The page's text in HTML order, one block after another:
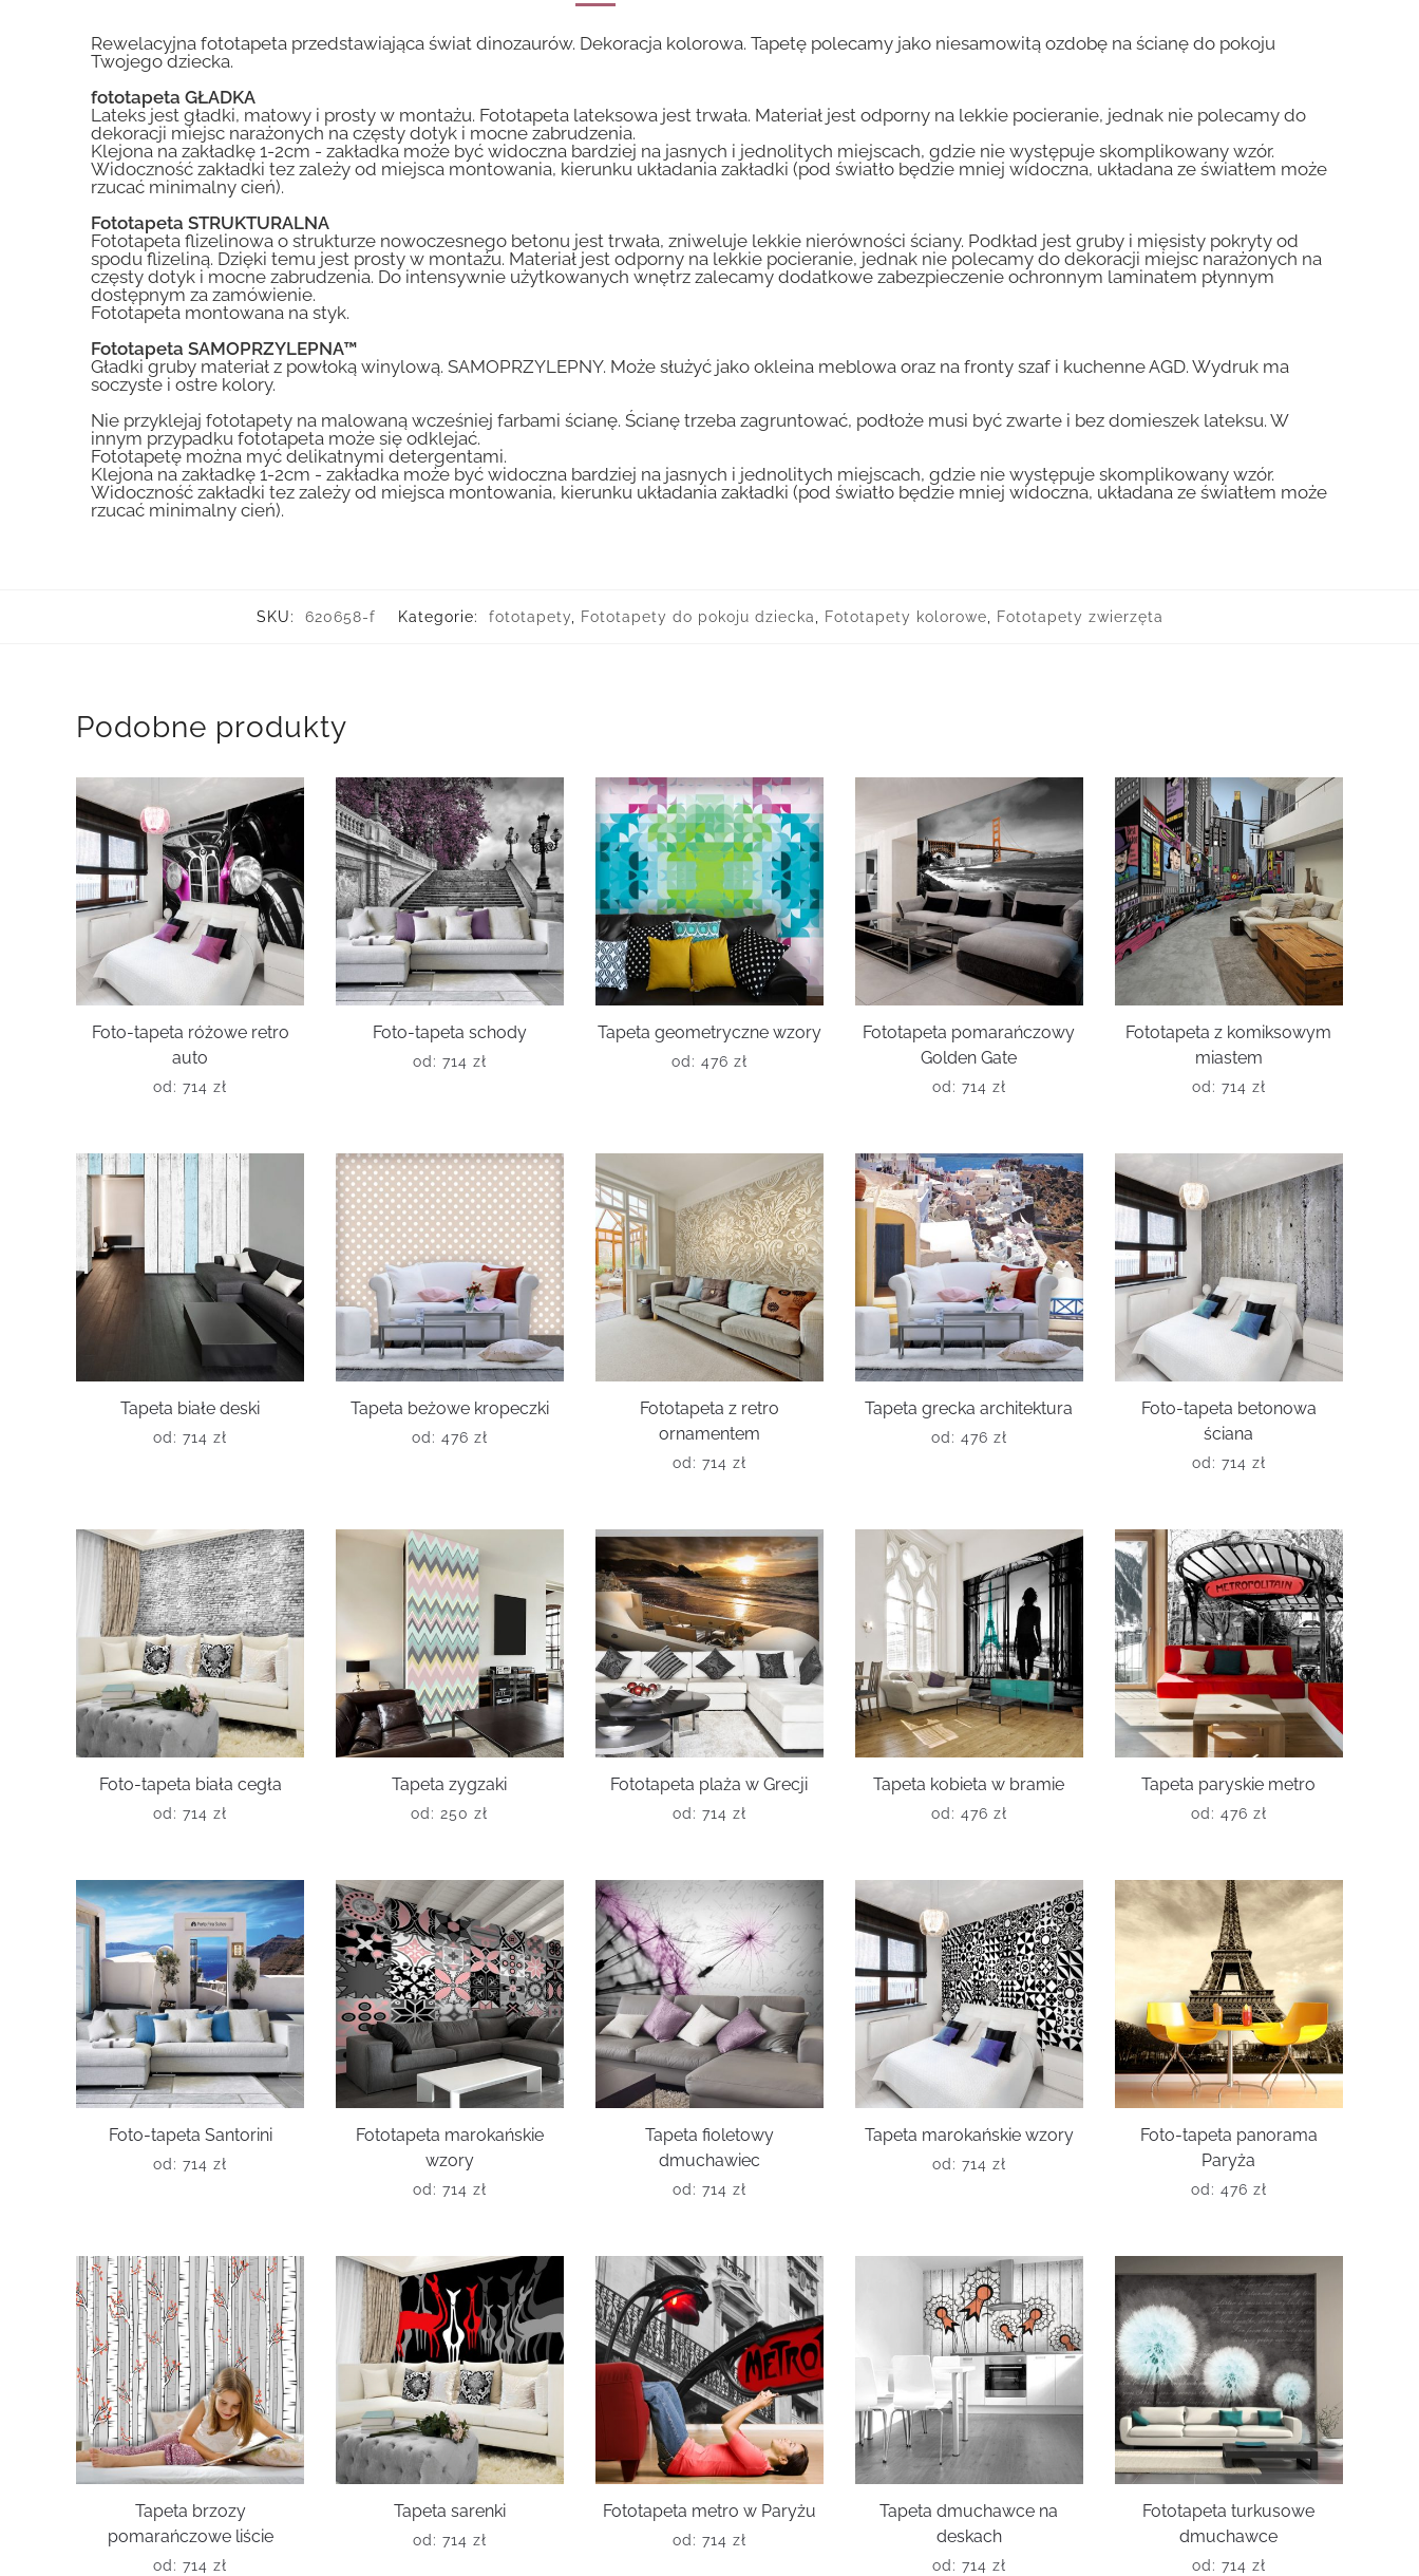
Rewelacyjna fototapeta przedstawiająca świat dinozaurów. Dekoracja kolorowa. Tapetę polecamy jako niesamowitą ozdobę na ścianę do pokoju
Twojego dziecka.
fototapeta GŁADKA
Lateks jest gładki, matowy i prosty w montażu. Fototapeta lateksowa jest trwała. Materiał jest odporny na lekkie pocieranie, jednak nie polecamy do
dekoracji miejsc narażonych na częsty dotyk i mocne zabrudzenia.
Klejona na zakładkę 1-2cm - zakładka może być widoczna bardziej na jasnych i jednolitych miejscach, gdzie nie występuje skomplikowany wzór.
Widoczność zakładki tez zależy od miejsca montowania, kierunku układania zakładki (pod światło będzie mniej widoczna, układana ze światłem może
rzucać minimalny cień).
Fototapeta STRUKTURALNA
Fototapeta flizelinowa o strukturze nowoczesnego betonu jest trwała, zniweluje lekkie nierówności ściany. Podkład jest gruby i mięsisty pokryty od
spodu flizeliną. Dzięki temu jest prosty w montażu. Materiał jest odporny na lekkie pocieranie, jednak nie polecamy do dekoracji miejsc narażonych na
częsty dotyk i mocne zabrudzenia. Do intensywnie użytkowanych wnętrz zalecamy dodatkowe zabezpieczenie ochronnym laminatem płynnym
dostępnym za zamówienie.
Fototapeta montowana na styk.
Fototapeta SAMOPRZYLEPNA™
Gładki gruby materiał z powłoką winylową. SAMOPRZYLEPNY. Może służyć jako okleina meblowa oraz na fronty szaf i kuchenne AGD. Wydruk ma
soczyste i ostre kolory.
Nie przyklejaj fototapety na malowaną wcześniej farbami ścianę. Ścianę trzeba zagruntować, podłoże musi być zwarte i bez domieszek lateksu. W
innym przypadku fototapeta może się odklejać.
Fototapetę można myć delikatnymi detergentami.
Klejona na zakładkę 1-2cm - zakładka może być widoczna bardziej na jasnych i jednolitych miejscach, gdzie nie występuje skomplikowany wzór.
Widoczność zakładki tez zależy od miejsca montowania, kierunku układania zakładki (pod światło będzie mniej widoczna, układana ze światłem może
rzucać minimalny cień).
SKU: 620658-f Kategorie: fototapety, Fototapety do pokoju dziecka, Fototapety kolorowe, Fototapety zwierzęta
Podobne produkty
Foto-tapeta różowe retro
auto
od: 714 zł
Foto-tapeta schody
od: 714 zł
Tapeta geometryczne wzory
od: 476 zł
Fototapeta pomarańczowy
Golden Gate
od: 714 zł
Fototapeta z komiksowym
miastem
od: 714 zł
Tapeta białe deski
od: 714 zł
Tapeta beżowe kropeczki
od: 476 zł
Fototapeta z retro
ornamentem
od: 714 zł
Tapeta grecka architektura
od: 476 zł
Foto-tapeta betonowa
ściana
od: 714 zł
Foto-tapeta biała cegła
od: 714 zł
Tapeta zygzaki
od: 250zł
Fototapeta plaża w Grecji
od: 714 zł
Tapeta kobieta w bramie
od: 476 zł
Tapeta paryskie metro
od: 476 zł
Foto-tapeta Santorini
od: 714 zł
Fototapeta marokańskie
wzory
od: 714 zł
Tapeta fioletowy
dmuchawiec
od: 714 zł
Tapeta marokańskie wzory
od: 714 zł
Foto-tapeta panorama
Paryża
od: 476 zł
Tapeta brzozy
pomarańczowe liście
od: 714 zł
Tapeta sarenki
od: 714 zł
Fototapeta metro w Paryżu
od: 714 zł
Tapeta dmuchawce na
deskach
od: 714 zł
Fototapeta turkusowe
dmuchawce
od: 714 zł